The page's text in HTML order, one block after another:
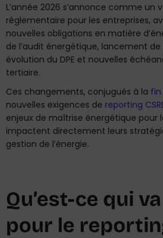
L’année 2026 s’annonce comme un
réglementaire pour les entreprises,
nouvelles obligations en matière
de l’audit énergétique, lancement de
évolution du DPE et nouvelles
tertiaire.
Ces changements, conjugués à la fin
nouvelles exigences de reporting
enjeux de maîtrise énergétique pour
impactent directement leurs
gestion de l’énergie.
Qu’est-ce qui
pour le